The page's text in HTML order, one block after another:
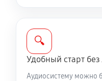
🔍
Удобный старт
Аудиосистему можно